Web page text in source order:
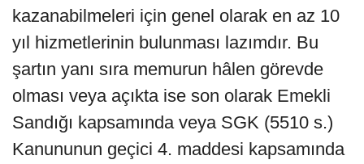
kazanabilmeleri için genel olarak en az 10
yıl hizmetlerinin bulunması lazımdır. Bu
şartın yanı sıra memurun hâlen görevde
olması veya açıkta ise son olarak Emekli
Sandığı kapsamında veya SGK (5510 s.)
Kanununun geçici 4. maddesi kapsamında